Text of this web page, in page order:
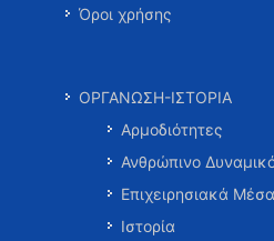
Όροι χρήσης
ΟΡΓΑΝΩΣΗ-ΙΣΤΟΡΙΑ
Αρμοδιότητες
Ανθρώπινο
Επιχειρησιακά Μέσα
Ιστορία